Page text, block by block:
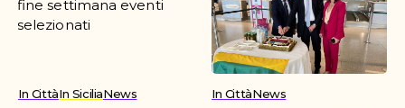
In CittàIn SiciliaNews In CittàNews